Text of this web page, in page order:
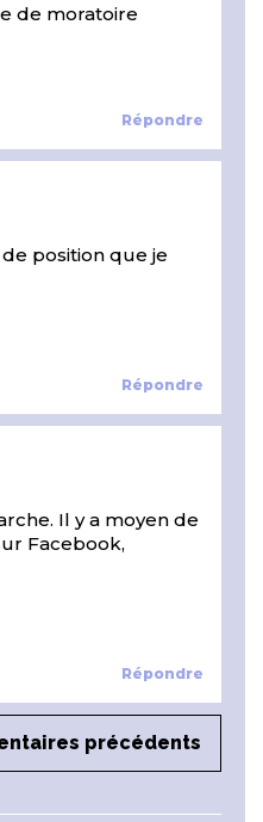
Répondre
de moratoire
Répondre
position que je
Répondre
Il y a moyen de
Facebook,
précédents